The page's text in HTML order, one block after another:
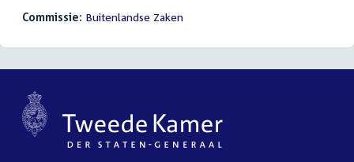
Commissie: Buitenlandse Zaken